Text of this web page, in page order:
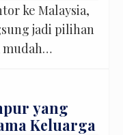
[…]
ke Malaysia,
jadi pilihan
mudah
untuk dicoba.
lebih
perjalanan
yang
Keluarga